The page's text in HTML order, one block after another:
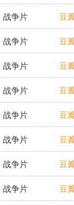
战争片 豆
战争片 豆
战争片 豆
战争片 豆
战争片 豆
战争片 豆
战争片 豆
战争片 豆